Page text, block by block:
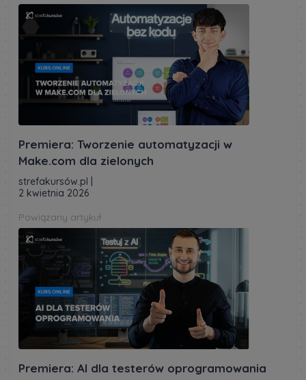
Premiera: Tworzenie automatyzacji w
Make.com dla zielonych
strefakursów.pl
2 kwietnia 2026
Powiązany artykuł
Premiera: AI dla testerów oprogramowania